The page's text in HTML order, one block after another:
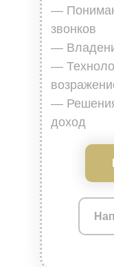
—
звонков
—
—
—
доход